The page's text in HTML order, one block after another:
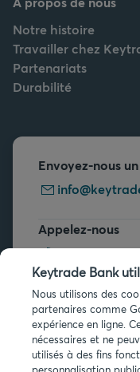
Notre histoire
Travailler chez
Partenariats
Durabilité
Envoyez-nous
Appelez-nous
+32 2 679 90
Vous avez des
Questions
Keytrade Bank
Nous utilisons des
partenaires comme
expérience en ligne.
nécessaires et ne
utilisés à des fins